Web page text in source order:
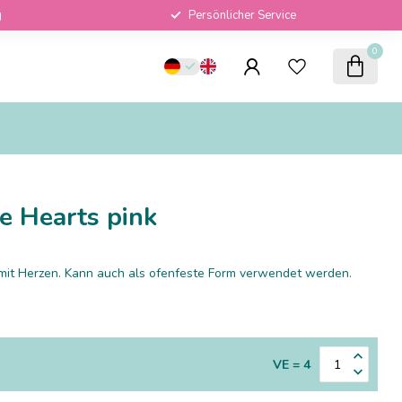
Persönlicher Service
0
Hearts pink
Herzen. Kann auch als ofenfeste Form verwendet werden.
VE = 4